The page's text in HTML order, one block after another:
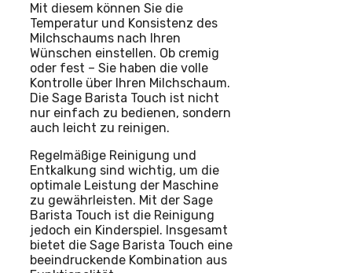
Mit diesem können Sie die
Temperatur und Konsistenz des
Milchschaums nach Ihren
Wünschen einstellen. Ob cremig
oder fest – Sie haben die volle
Kontrolle über Ihren Milchschaum.
Die Sage Barista Touch ist nicht
nur einfach zu bedienen, sondern
auch leicht zu reinigen.
Regelmäßige Reinigung und
Entkalkung sind wichtig, um die
optimale Leistung der Maschine
zu gewährleisten. Mit der Sage
Barista Touch ist die Reinigung
jedoch ein Kinderspiel. Insgesamt
bietet die Sage Barista Touch eine
beeindruckende Kombination aus